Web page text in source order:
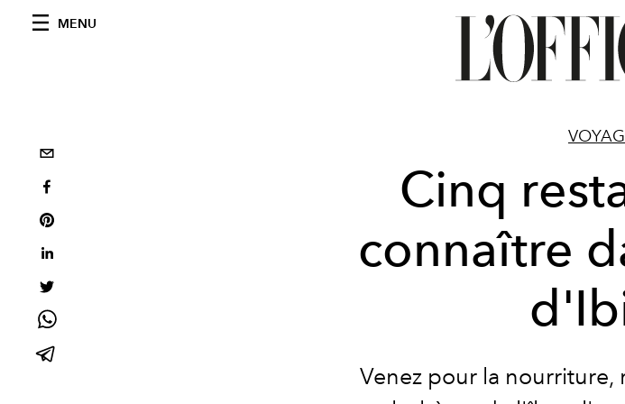
MENU
Cinq
connaître
Venez pour la nourriture,